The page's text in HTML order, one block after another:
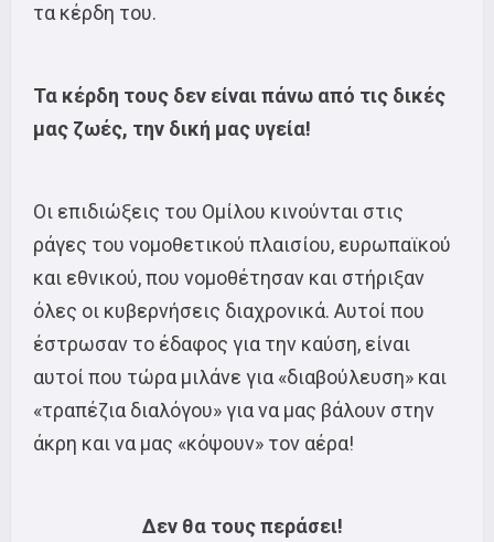
τα κέρδη του.
Τα κέρδη τους δεν είναι πάνω από τις δικές
μας ζωές, την δική μας υγεία!
Οι επιδιώξεις του Ομίλου κινούνται στις
ράγες του νομοθετικού πλαισίου, ευρωπαϊκού
και εθνικού, που νομοθέτησαν και στήριξαν
όλες οι κυβερνήσεις διαχρονικά. Αυτοί που
έστρωσαν το έδαφος για την καύση, είναι
αυτοί που τώρα μιλάνε για «διαβούλευση» και
«τραπέζια διαλόγου» για να μας βάλουν στην
άκρη και να μας «κόψουν» τον αέρα!
Δεν θα τους περάσει!